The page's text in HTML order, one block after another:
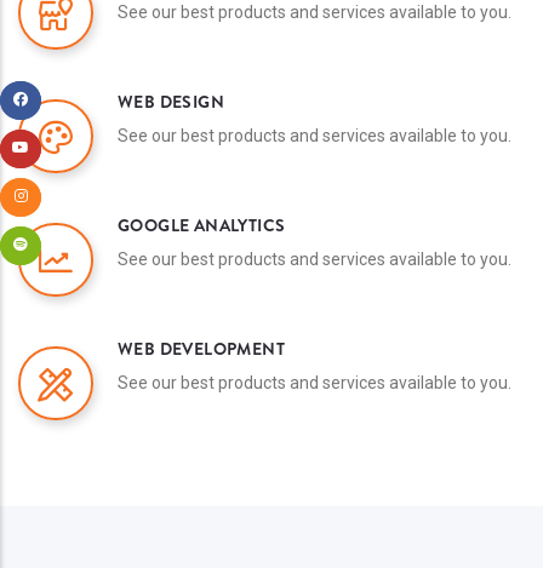
See our best products and services available to you.
WEB DESIGN
See our best products and services available to you.
GOOGLE ANALYTICS
See our best products and services available to you.
WEB DEVELOPMENT
See our best products and services available to you.